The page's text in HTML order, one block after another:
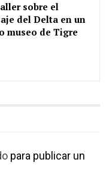
sobre el
del Delta en un
museo de Tigre
para publicar un